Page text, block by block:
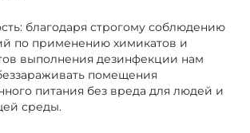
благодаря строгому соблюдению
по применению химикатов и
выполнения дезинфекции нам
помещения
питания без вреда для людей и
среды.